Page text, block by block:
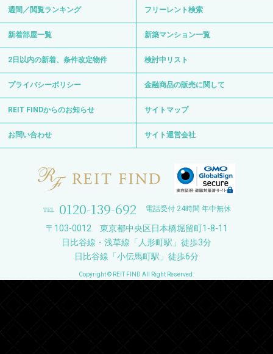
週間／閲覧ランキング フリーレント検索
新着部屋一覧 新築マンション一覧
2日以内の新着、条件改定物件 検討中リスト
プライバシーポリシー 金融商品の販売に関して
REIT FINDからのお知らせ サイトマップ
お問い合わせ サイト運営会社
0120-139-692 電話受付 24時間 年中無休
〒103-0012 東京都中央区日本橋堀留町1-8-11
日比谷線・浅草線「人形町駅」徒歩3分
日比谷線「小伝馬町駅」徒歩6分
Copyright © REIT FIND All Right Reserved.